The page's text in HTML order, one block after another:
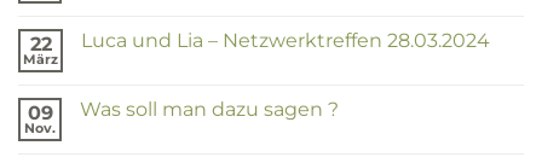
Luca
Netzwerktreffen
25.07.2024
22
März
Luca und Lia – Netzwerktreffen 28.03.2024
Luca
09
Nov.
Was soll man dazu sagen ?